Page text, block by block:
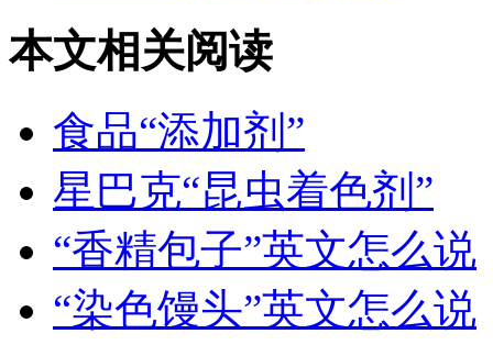
本文相关阅读
食品“添加剂”
星巴克“昆虫着色剂”
“香精包子”英文怎么说
“染色馒头”英文怎么说